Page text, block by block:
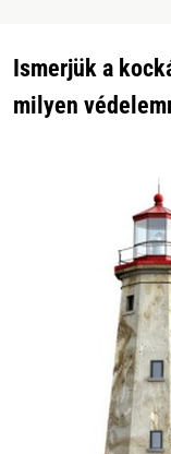
Ismerjük a
milyen